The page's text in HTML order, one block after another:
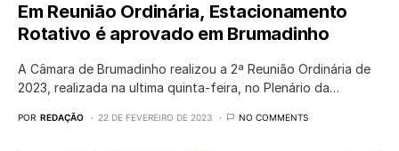
Em Reunião Ordinária, Estacionamento
Rotativo é aprovado em Brumadinho
A Câmara de Brumadinho realizou a 2ª Reunião Ordinária de
2023, realizada na ultima quinta-feira, no Plenário da…
POR REDAÇÃO 22 DE FEVEREIRO DE 2023 NO COMMENTS